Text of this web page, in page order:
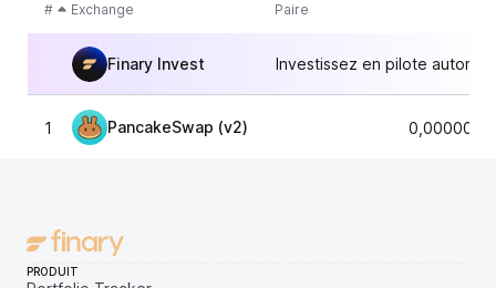
# Exchange Paire
Finary Invest Investissez en pilote
1 PancakeSwap (v2)
PRODUIT